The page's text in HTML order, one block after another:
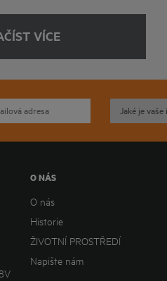
VÍCE
O NÁS
O nás
Historie
ŽIVOTNÍ PROSTŘEDÍ
Napište nám